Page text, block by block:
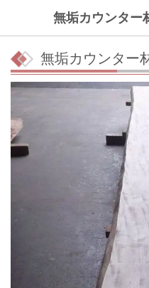
無垢カウンター
無垢カウンタ